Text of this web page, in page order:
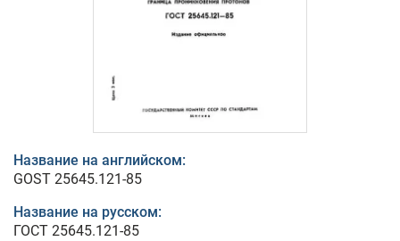
Название на английском:
GOST 25645.121-85
Название на русском:
ГОСТ 25645.121-85